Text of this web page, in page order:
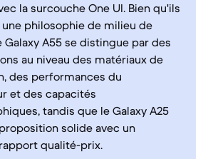
la surcouche One UI. Bien qu'ils
philosophie de milieu de
Galaxy A55 se distingue par des
au niveau des matériaux de
des performances du
et des capacités
tandis que le Galaxy A25
solide avec un
qualité-prix.